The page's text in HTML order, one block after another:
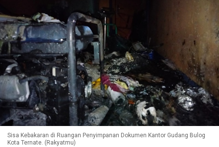
Sisa Kebakaran di Ruangan Penyimpanan Dokumen Kantor Gudang Bulog
Kota Ternate. (Rakyatmu)